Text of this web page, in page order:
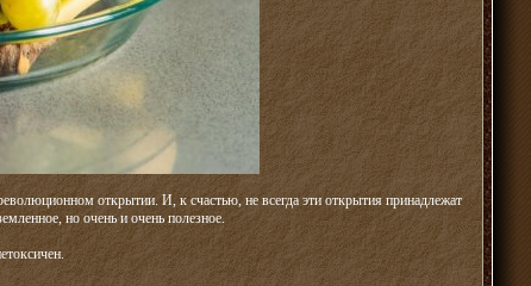
открытии. И, к счастью, не всегда эти открытия принадлежат
но очень и очень полезное.